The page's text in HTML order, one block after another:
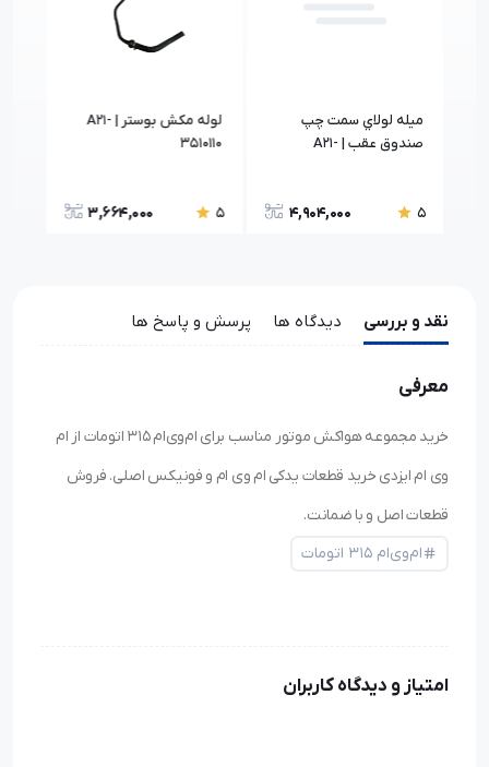
ميله لولاي سمت چپ
صندوق عقب | A21-
5
4,904,000
لوله مکش بوستر | A21-
3510110
5
3,664,000
نقد و بررسی دیدگاه ها پرسش و پاسخ ها
معرفی
خرید مجموعه هواکش موتور مناسب برای ام‌وی‌ام ۳۱۵ اتومات از ام
وی ام ایزدی خرید قطعات یدکی ام وی ام و فونیکس اصلی. فروش
قطعات اصل و با ضمانت.
ام‌وی‌ام ۳۱۵ اتومات
امتیاز و دیدگاه کاربران